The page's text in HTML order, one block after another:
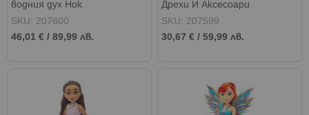
водния дух Нок
SKU: 207600
46,01 € / 89,99 лв.
Дрехи И Аксесоари
SKU: 207599
30,67 € / 59,99 лв.